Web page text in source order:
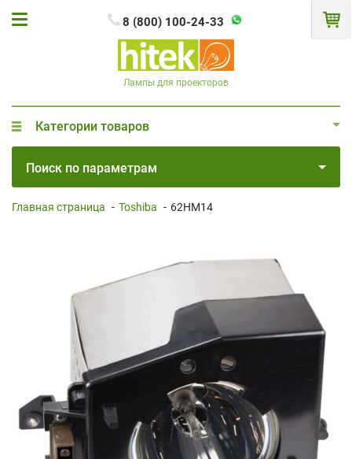
8 (800) 100-24-33
Лампы для проекторов
Категории товаров
Поиск по параметрам
Главная страница - Toshiba - 62HM14